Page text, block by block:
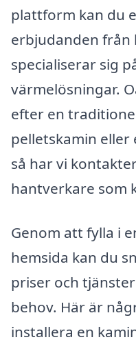
plattform kan du
erbjudanden från
specialiserar sig
värmelösningar.
efter en
pelletskamin eller
så har vi
hantverkare som
Genom att fylla i
hemsida kan du
priser och
behov. Här är
installera en